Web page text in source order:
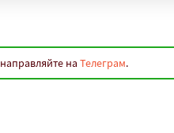
на Телеграм.